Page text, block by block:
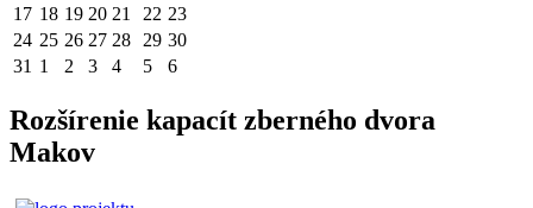
17 18 19 20 21 22 23
24 25 26 27 28 29 30
31 1 2 3 4 5 6
Rozšírenie kapacít zberného dvora
Makov